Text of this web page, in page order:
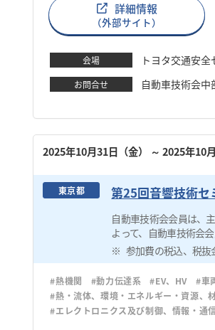
詳細情報
（外部サイト）
会場 トヨタ交通安
お問合せ 自動車技術会
2025年10月31日（金） ～ 2025年10
東京都 第25回音響技術セ
自動車技術会会員は、
よって、自動車技術会
参加費の税込、税抜
#熱機関 #動力伝達系 #EV、HV #車
#熱・流体、環境・エネルギー・資源、
#エレクトロニクス及び制御、情報・